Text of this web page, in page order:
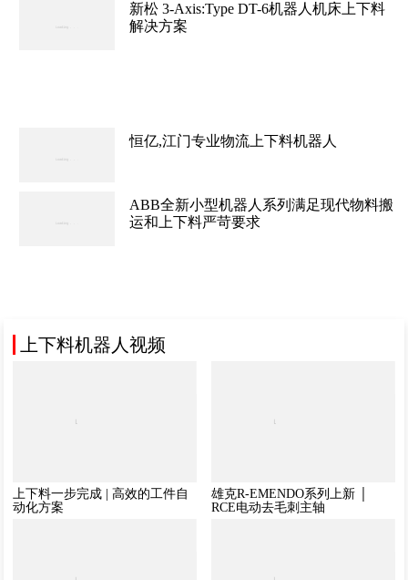
新松 3-Axis:Type DT-6机器人机床上下料
解决方案
恒亿,江门专业物流上下料机器人
ABB全新小型机器人系列满足现代物料搬
运和上下料严苛要求
上下料机器人视频
上下料一步完成 | 高效的工件自
动化方案
雄克R-EMENDO系列上新 │
RCE电动去毛刺主轴